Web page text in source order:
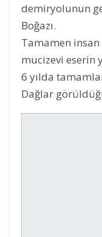
demiryolunun
Boğazı.
Tamamen
mucizevi eserin
6 yılda
Dağlar